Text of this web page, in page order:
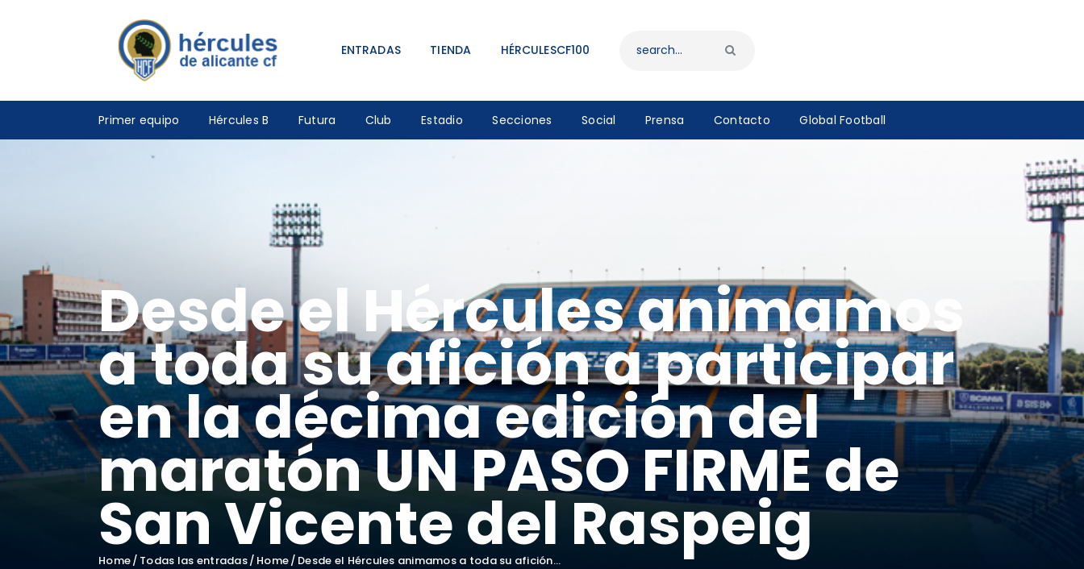
ENTRADAS TIENDA HÉRCULESCF100
Primer equipo Hércules B Futura Club Estadio Secciones Social Prensa Contacto Global Football
Desde el Hércules animamos
a toda su afición a participar
en la décima edición del
maratón UN PASO FIRME de
San Vicente del Raspeig
Home Todas las entradas Home Desde el Hércules animamos a toda su afición...
TIENDA